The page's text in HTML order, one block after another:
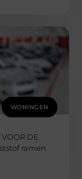
WONINGEN
DE
ramen